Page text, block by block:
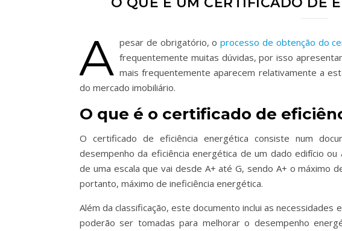
A pesar de obrigatório, oprocesso de obtenção do
frequentemente muitas dúvidas, por isso
mais frequentemente aparecem relativamente a
do mercado imobiliário.
O que é o certificado de
O certificado de eficiência energética consiste num
desempenho da eficiência energética de um dado edifício
de uma escala que vai desde A+ até G, sendo A+ o máximo
portanto, máximo de ineficiência energética.
Além da classificação, este documento inclui as
poderão ser tomadas para melhorar o desempenho